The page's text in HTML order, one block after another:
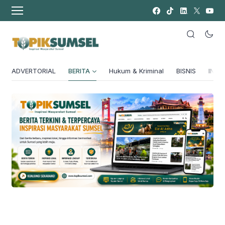
ADVERTORIAL BERITA Hukum & Kriminal BISNIS